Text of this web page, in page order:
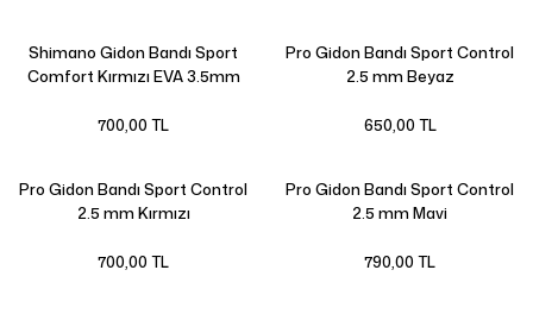
Shimano Gidon Bandı Sport
Comfort Kırmızı EVA 3.5mm
700,00 TL
Pro Gidon Bandı Sport Control
2.5 mm Beyaz
650,00 TL
Pro Gidon Bandı Sport Control
2.5 mm Kırmızı
700,00 TL
Pro Gidon Bandı Sport Control
2.5 mm Mavi
790,00 TL